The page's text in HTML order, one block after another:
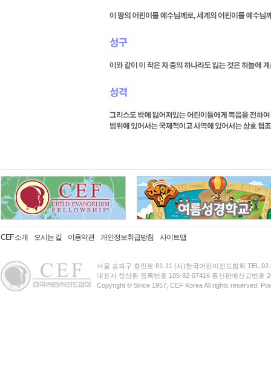
CEF 소개 오시는 길 이용약관 개인정보취급방침 사이트맵
서울 송파구 충민로 81-11 (사)한국어린이전도협회
대표자 장상환 등록번호 105-82-07416 통신판매신고번호
Copyright © Since 1957, CEF Korea All rights reserved.